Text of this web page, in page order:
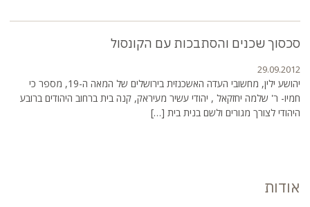
סכסוך שכנים והסתבכות עם הקונסול
29.09.2012
יהושע ילין, מחשובי העדה האשכנזית בירושלים של המאה ה-19, מספר כי
חמיו- ר' שלמה יחזקאל , יהודי עשיר מעיראק, קנה בית ברחוב היהודים ברובע
היהודי לצורך מגורים ולשם בנית בית […]
אודות